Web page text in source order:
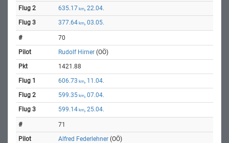
635.17 km, 22.04.
377.64 km, 03.05.
70
Rudolf Hirner (OÖ)
1421.88
606.73 km, 11.04.
599.35 km, 07.04.
599.14 km, 25.04.
71
Alfred Federlehner (OÖ)